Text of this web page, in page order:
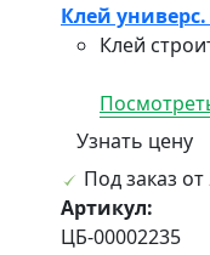
Клей
Клей
Узнать цену
Под заказ от
Артикул:
ЦБ-00002235